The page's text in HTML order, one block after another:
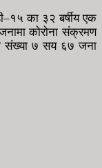
का ३२ बर्षीय एक
कोरोना संक्रमण
संख्या ७ सय ६७ जना